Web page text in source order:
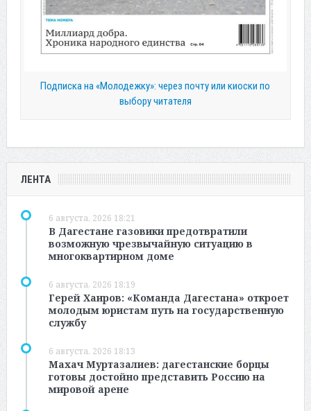
Подписка на «Молодежку»: через почту или киоски по
выбору читателя
ЛЕНТА
6 августа, 2026 18:21
В Дагестане газовики предотвратили
возможную чрезвычайную ситуацию в
многоквартирном доме
6 августа, 2026 18:19
Герей Хаиров: «Команда Дагестана» откроет
молодым юристам путь на государственную
службу
6 августа, 2026 18:13
Махач Муртазалиев: дагестанские борцы
готовы достойно представить Россию на
мировой арене